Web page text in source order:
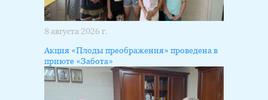
8 августа 2026 г.
Акция «Плоды преображения» проведена в
приюте «Забота»